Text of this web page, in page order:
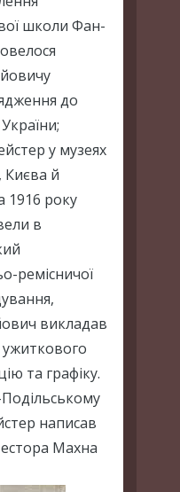
школи Фан-
до
у музеях
й
1916 року
в
ремісничої
викладав
ужиткового
та графіку.
Подільському
написав
Махна